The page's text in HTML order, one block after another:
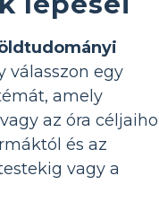
válasszon egy
amely
az óra
és az
vagy a